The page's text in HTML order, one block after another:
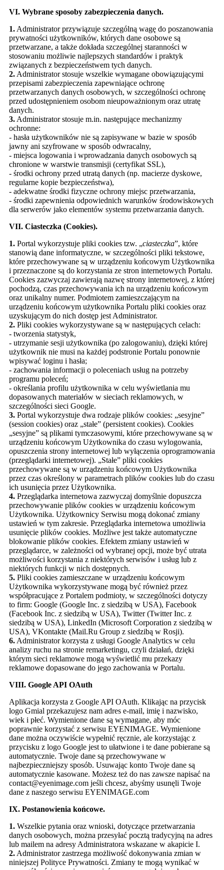
VI. Wybrane sposoby zabezpieczenia danych.
1. Administrator przywiązuje szczególną wagę do poszanowania
prywatności użytkowników, których dane osobowe są
przetwarzane, a także dokłada szczególnej staranności w
stosowaniu możliwie najlepszych standardów i praktyk
związanych z bezpieczeństwem tych danych.
2. Administrator stosuje wszelkie wymagane obowiązującymi
przepisami zabezpieczenia zapewniające ochronę
przetwarzanych danych osobowych, w szczególności ochronę
przed udostępnieniem osobom nieupoważnionym oraz utratę
danych.
3. Administrator stosuje m.in. następujące mechanizmy
ochronne:
- hasła użytkowników nie są zapisywane w bazie w sposób
jawny ani szyfrowane w sposób odwracalny,
- miejsca logowania i wprowadzania danych osobowych są
chronione w warstwie transmisji (certyfikat SSL),
- środki ochrony przed utratą danych (np. macierze dyskowe,
regularne kopie bezpieczeństwa),
- adekwatne środki fizyczne ochrony miejsc przetwarzania,
- środki zapewnienia odpowiednich warunków środowiskowych
dla serwerów jako elementów systemu przetwarzania danych.
VII. Ciasteczka (Cookies).
1. Portal wykorzystuje pliki cookies tzw. „ciasteczka”, które
stanowią dane informatyczne, w szczególności pliki tekstowe,
które przechowywane są w urządzeniu końcowym Użytkownika
i przeznaczone są do korzystania ze stron internetowych Portalu.
Cookies zazwyczaj zawierają nazwę strony internetowej, z której
pochodzą, czas przechowywania ich na urządzeniu końcowym
oraz unikalny numer. Podmiotem zamieszczającym na
urządzeniu końcowym użytkownika Portalu pliki cookies oraz
uzyskującym do nich dostęp jest Administrator.
2. Pliki cookies wykorzystywane są w następujących celach:
- tworzenia statystyk,
- utrzymanie sesji użytkownika (po zalogowaniu), dzięki której
użytkownik nie musi na każdej podstronie Portalu ponownie
wpisywać loginu i hasła;
- zachowania informacji o poleceniach usług na potrzeby
programu poleceń;
- określania profilu użytkownika w celu wyświetlania mu
dopasowanych materiałów w sieciach reklamowych, w
szczególności sieci Google.
3. Portal wykorzystuje dwa rodzaje plików cookies: „sesyjne”
(session cookies) oraz „stałe” (persistent cookies). Cookies
„sesyjne” są plikami tymczasowymi, które przechowywane są w
urządzeniu końcowym Użytkownika do czasu wylogowania,
opuszczenia strony internetowej lub wyłączenia oprogramowania
(przeglądarki internetowej). „Stałe” pliki cookies
przechowywane są w urządzeniu końcowym Użytkownika
przez czas określony w parametrach plików cookies lub do czasu
ich usunięcia przez Użytkownika.
4. Przeglądarka internetowa zazwyczaj domyślnie dopuszcza
przechowywanie plików cookies w urządzeniu końcowym
Użytkownika. Użytkownicy Serwisu mogą dokonać zmiany
ustawień w tym zakresie. Przeglądarka internetowa umożliwia
usunięcie plików cookies. Możliwe jest także automatyczne
blokowanie plików cookies. Efektem zmiany ustawień w
przeglądarce, w zależności od wybranej opcji, może być utrata
możliwości korzystania z niektórych serwisów i usług lub z
niektórych funkcji w nich dostępnych.
5. Pliki cookies zamieszczane w urządzeniu końcowym
Użytkownika wykorzystywane mogą być również przez
współpracujące z Portalem podmioty, w szczególności dotyczy
to firm: Google (Google Inc. z siedzibą w USA), Facebook
(Facebook Inc. z siedzibą w USA), Twitter (Twitter Inc. z
siedzibą w USA), LinkedIn (Microsoft Corporation z siedzibą w
USA), VKontakte (Mail.Ru Group z siedzibą w Rosji).
6. Administrator korzysta z usługi Google Analytics w celu
analizy ruchu na stronie remarketingu, czyli działań, dzięki
którym sieci reklamowe mogą wyświetlić mu przekazy
reklamowe dopasowane do jego zachowania w Portalu.
VIII. Google API OAuth
Aplikacja korzysta z Google API OAuth. Klikając na przycisk
logo Gmial przekazujesz nam adres e-mail, imię i nazwisko,
wiek i płeć. Wymienione dane są wymagane, aby móc
poprawnie korzystać z serwisu EYENIMAGE. Wymienione
dane można oczywiście wypełnić ręcznie, ale korzystając z
przycisku z logo Google jest to ułatwione i te dane pobierane są
automatycznie. Twoje dane są przechowywane w
najbezpieczniejszy sposób. Usuwając konto Twoje dane są
automatycznie kasowane. Możesz też do nas zawsze napisać na
contact@eyenimage.com jeśli chcesz, abyśmy usunęli Twoje
dane z naszego serwisu EYENIMAGE.com
IX. Postanowienia końcowe.
1. Wszelkie pytania oraz wnioski, dotyczące przetwarzania
danych osobowych, można przesyłać pocztą tradycyjną na adres
lub mailem na adresy Administratora wskazane w akapicie I.
2. Administrator zastrzega możliwość dokonywania zmian w
niniejszej Polityce Prywatności. Zmiany te mogą wynikać w